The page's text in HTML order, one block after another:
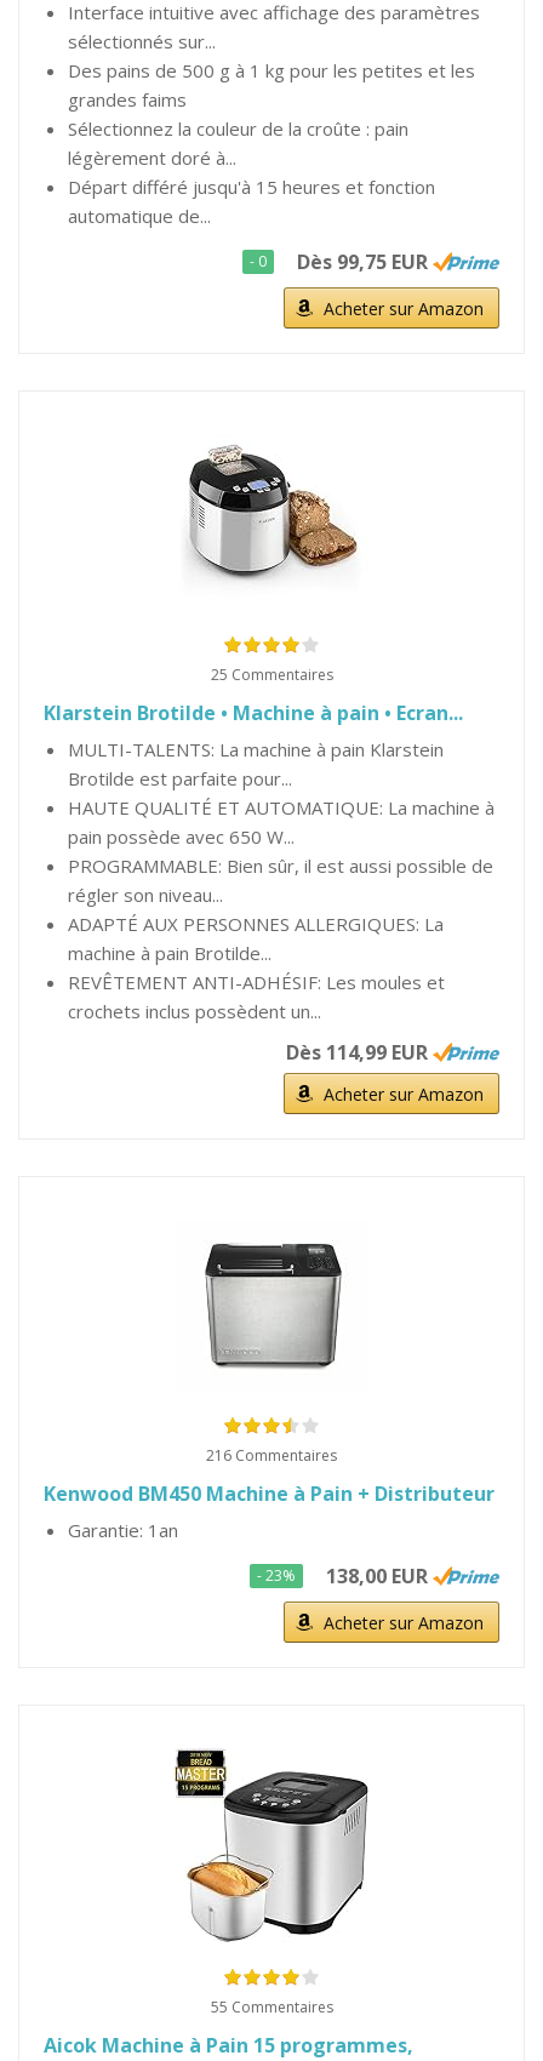
Interface intuitive avec affichage des paramètres
sélectionnés sur...
Des pains de 500 g à 1 kg pour les petites et les
grandes faims
Sélectionnez la couleur de la croûte : pain
légèrement doré à...
Départ différé jusqu'à 15 heures et fonction
automatique de...
- 0 Dès 99,75 EUR
Acheter sur Amazon
25 Commentaires
Klarstein Brotilde • Machine à pain • Ecran...
MULTI-TALENTS: La machine à pain Klarstein
Brotilde est parfaite pour...
HAUTE QUALITÉ ET AUTOMATIQUE: La machine à
pain possède avec 650 W...
PROGRAMMABLE: Bien sûr, il est aussi possible de
régler son niveau...
ADAPTÉ AUX PERSONNES ALLERGIQUES: La
machine à pain Brotilde...
REVÊTEMENT ANTI-ADHÉSIF: Les moules et
crochets inclus possèdent un...
Dès 114,99 EUR
Acheter sur Amazon
216 Commentaires
Kenwood BM450 Machine à Pain + Distributeur
Garantie: 1an
- 23% 138,00 EUR
Acheter sur Amazon
55 Commentaires
Aicok Machine à Pain 15 programmes,